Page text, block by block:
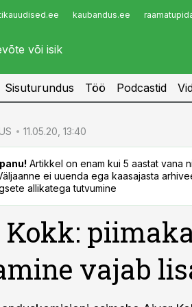
kaubandus.ee
Infopank
Sisuturundus Töö Podcastid
11.05.20, 13:40
Artikkel on enam kui 5 aastat vana
ei uuenda ega kaasajasta
allikatega tutvumine
vajab